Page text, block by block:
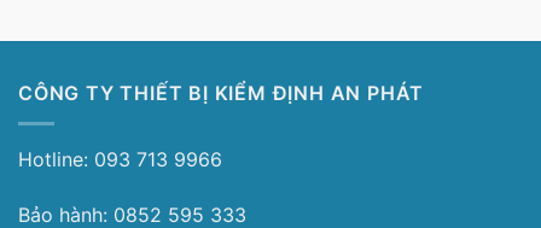
CÔNG TY THIẾT BỊ KIỂM ĐỊNH AN PHÁT
Hotline: 093 713 9966
Bảo hành: 0852 595 333